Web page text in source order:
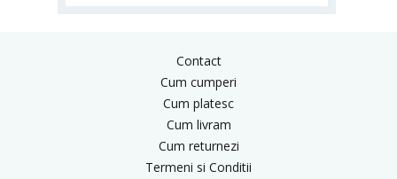
Contact
Cum cumperi
Cum platesc
Cum livram
Cum returnezi
Termeni si Conditii